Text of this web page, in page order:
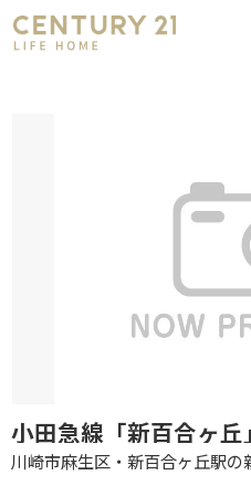
小田急線「新百合ヶ
川崎市麻生区・新百合ヶ丘駅の